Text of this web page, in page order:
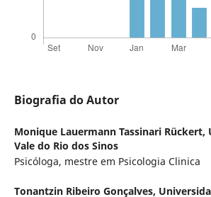
Biografia do Autor
Monique Lauermann Tassinari Rückert,
Vale do Rio dos Sinos
Psicóloga, mestre em Psicologia Clinica
Tonantzin Ribeiro Gonçalves,